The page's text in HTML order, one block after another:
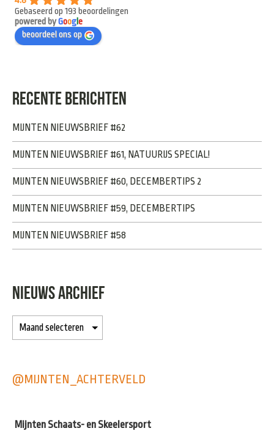
Gebaseerd op 193 beoordelingen
powered byGoogle
beoordeel ons op
RECENTE BERICHTEN
MIJNTEN NIEUWSBRIEF #62
MIJNTEN NIEUWSBRIEF #61, NATUURIJS SPECIAL!
MIJNTEN NIEUWSBRIEF #60, DECEMBERTIPS 2
MIJNTEN NIEUWSBRIEF #59, DECEMBERTIPS
MIJNTEN NIEUWSBRIEF #58
NIEUWS ARCHIEF
@MIJNTEN_ACHTERVELD
Mijnten Schaats- en Skeelersport